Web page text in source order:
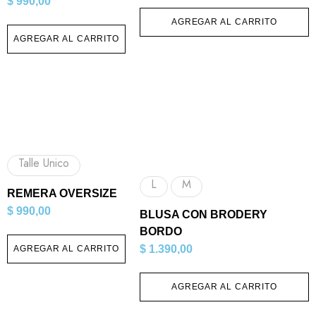
AGREGAR AL CARRITO
AGREGAR AL CARRITO
Talle Unico
REMERA OVERSIZE
$ 990,00
AGREGAR AL CARRITO
L M
BLUSA CON BRODERY
BORDO
$ 1.390,00
AGREGAR AL CARRITO